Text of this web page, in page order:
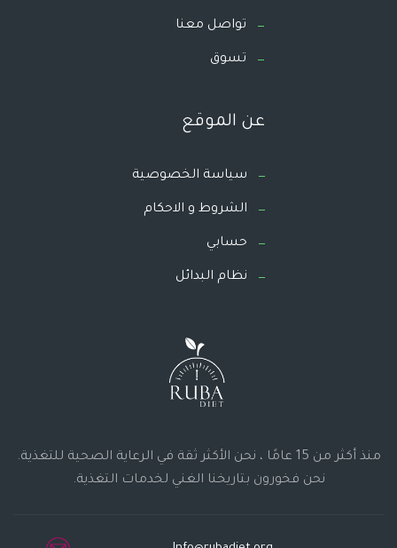
تواصل معنا
تسوق
عن الموقع
سياسة الخصوصية
الشروط و الاحكام
حسابي
نظام البدائل
منذ أكثر من 15 عامًا ، نحن الأكثر ثقة في الرعاية الصحية للتغذية.
نحن فخورون بتاريخنا الغني لخدمات التغذية.